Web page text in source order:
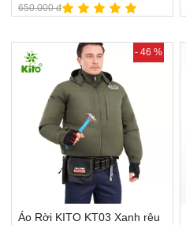
650.000 đ
- 46 %
Áo Rời KITO KT03 Xanh rêu